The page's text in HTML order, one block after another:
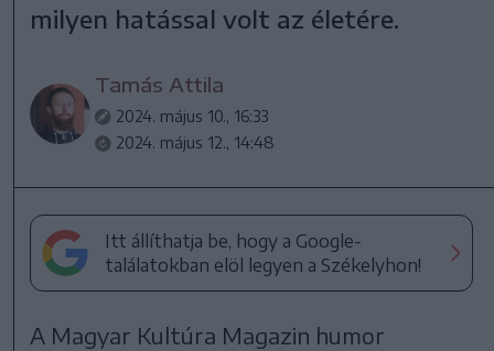
milyen hatással volt az életére.
Tamás Attila
2024. május 10., 16:33
2024. május 12., 14:48
Itt állíthatja be, hogy a Google-
találatokban elöl legyen a Székelyhon!
A Magyar Kultúra Magazin humor